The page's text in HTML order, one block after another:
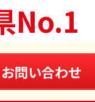
No.1
お問い合わせ